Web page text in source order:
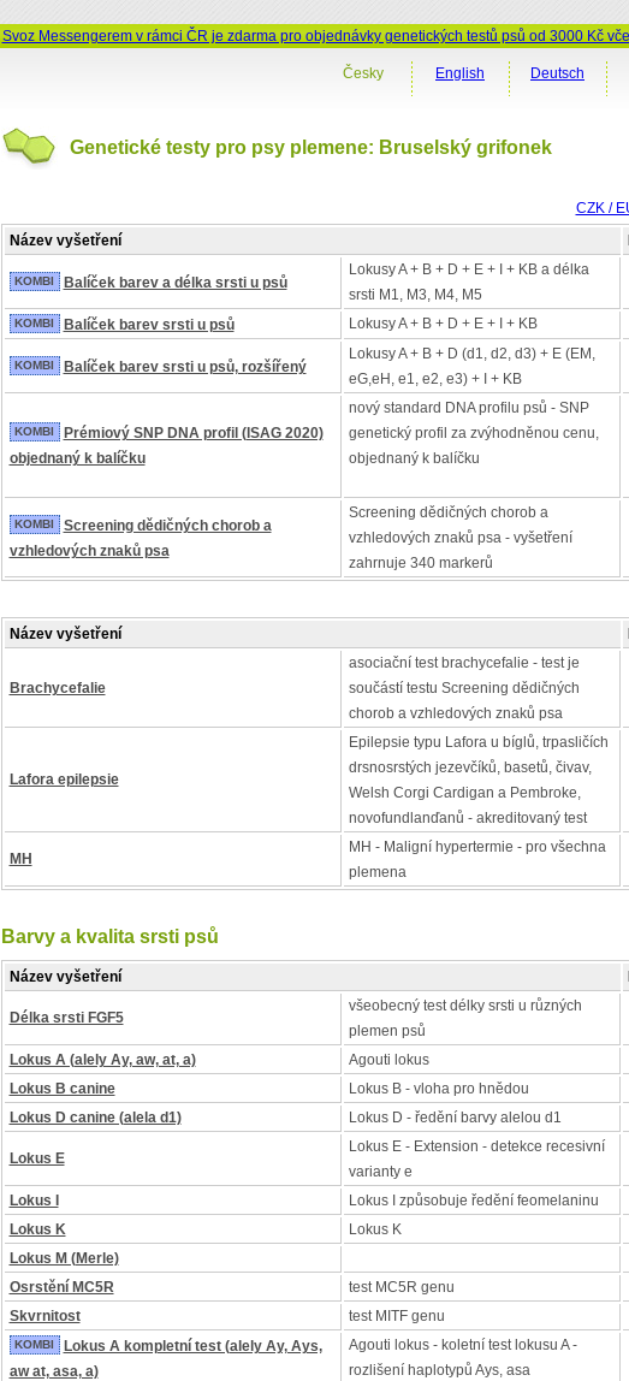
Svoz Messengerem v rámci ČR je zdarma pro objednávky genetických testů psů od 3000 Kč
Deutsch
English
Česky
Genetické testy pro psy plemene: Bruselský grifonek
CZK /
Název vyšetření
KOMBI Balíček barev a délka srsti u psů
Lokusy A + B + D + E + I + KB a délka
srsti M1, M3, M4, M5
KOMBI Balíček barev srsti u psů Lokusy A + B + D + E + I + KB
KOMBI Balíček barev srsti u psů, rozšířený
Lokusy A + B + D (d1, d2, d3) + E (EM,
eG,eH, e1, e2, e3) + I + KB
KOMBI
Prémiový SNP DNA profil (ISAG 2020)
objednaný k balíčku
nový standard DNA profilu psů - SNP
genetický profil za zvýhodněnou cenu,
objednaný k balíčku
KOMBI
Screening dědičných chorob a
vzhledových znaků psa
Screening dědičných chorob a
vzhledových znaků psa - vyšetření
zahrnuje 340 markerů
Název vyšetření
Brachycefalie
asociační test brachycefalie - test je
součástí testu Screening dědičných
chorob a vzhledových znaků psa
Lafora epilepsie
Epilepsie typu Lafora u bíglů, trpasličích
drsnosrstých jezevčíků, basetů, čivav,
Welsh Corgi Cardigan a Pembroke,
novofundlanďanů - akreditovaný test
MH
MH - Maligní hypertermie - pro všechna
plemena
Barvy a kvalita srsti psů
Název vyšetření
Délka srsti FGF5
všeobecný test délky srsti u různých
plemen psů
Lokus A (alely Ay, aw, at, a) Agouti lokus
Lokus B canine
Lokus B - vloha pro hnědou
Lokus D canine (alela d1)
Lokus D - ředění barvy alelou d1
Lokus E
Lokus E - Extension - detekce recesivní
varianty e
Lokus I Lokus I způsobuje ředění feomelaninu
Lokus K
Lokus K
Lokus M (Merle)
Osrstění MC5R
test MC5R genu
Skvrnitost
test MITF genu
KOMBI
Lokus A kompletní test (alely Ay, Ays,
aw at, asa, a)
Agouti lokus - koletní test lokusu A -
rozlišení haplotypů Ays, asa